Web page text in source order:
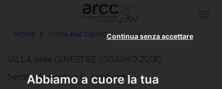
Abbiamo a cuore la tua
Continua senza accettare
HOME COSA FACCIAMO
VILLA delle GINESTRE (GIUGNO 2018)
Serate dedicate a G. Leopardi.